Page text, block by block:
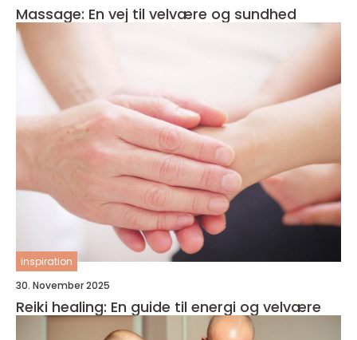
Massage: En vej til velvære og sundhed
inspiration
30. November 2025
Reiki healing: En guide til energi og velvære